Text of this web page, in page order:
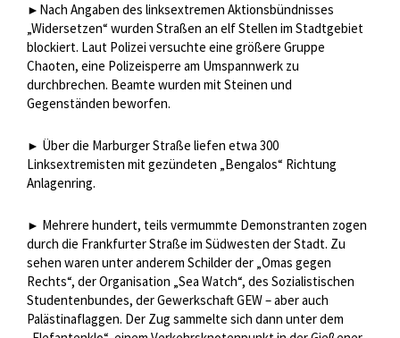
► Nach Angaben des linksextremen Aktionsbündnisses
„Widersetzen“ wurden Straßen an elf Stellen im Stadtgebiet
blockiert. Laut Polizei versuchte eine größere Gruppe
Chaoten, eine Polizeisperre am Umspannwerk zu
durchbrechen. Beamte wurden mit Steinen und
Gegenständen beworfen.
► Über die Marburger Straße liefen etwa 300
Linksextremisten mit gezündeten „Bengalos“ Richtung
Anlagenring.
► Mehrere hundert, teils vermummte Demonstranten zogen
durch die Frankfurter Straße im Südwesten der Stadt. Zu
sehen waren unter anderem Schilder der „Omas gegen
Rechts“, der Organisation „Sea Watch“, des Sozialistischen
Studentenbundes, der Gewerkschaft GEW – aber auch
Palästinaflaggen. Der Zug sammelte sich dann unter dem